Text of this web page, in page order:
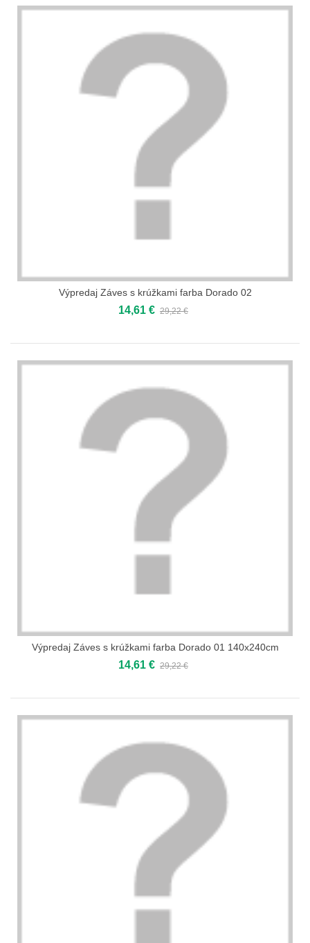
Výpredaj Záves s krúžkami farba Dorado 02
14,61 € 29,22 €
Výpredaj Záves s krúžkami farba Dorado 01 140x240cm
14,61 € 29,22 €